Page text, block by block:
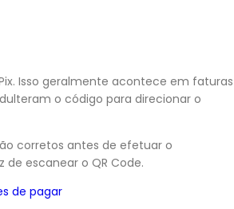
Isso geralmente acontece em faturas
o código para direcionar o
corretos antes de efetuar o
escanear o QR Code.
de pagar